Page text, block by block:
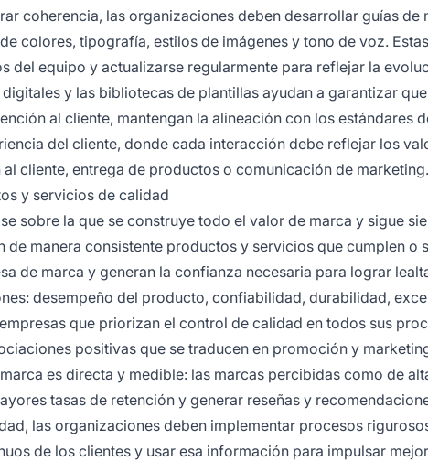
coherencia, las organizaciones deben desarrollar guías de
colores, tipografía, estilos de imágenes y tono de voz.
del equipo y actualizarse regularmente para reflejar la
y las bibliotecas de plantillas ayudan a garantizar
al cliente, mantengan la alineación con los estándares
del cliente, donde cada interacción debe reflejar los
al cliente, entrega de productos o comunicación de marketing.
y servicios de calidad
sobre la que se construye todo el valor de marca y sigue
de manera consistente productos y servicios que cumplen o
de marca y generan la confianza necesaria para lograr
desempeño del producto, confiabilidad, durabilidad,
que priorizan el control de calidad en todos sus
positivas que se traducen en promoción y
es directa y medible: las marcas percibidas como de
tasas de retención y generar reseñas y
las organizaciones deben implementar procesos
de los clientes y usar esa información para impulsar